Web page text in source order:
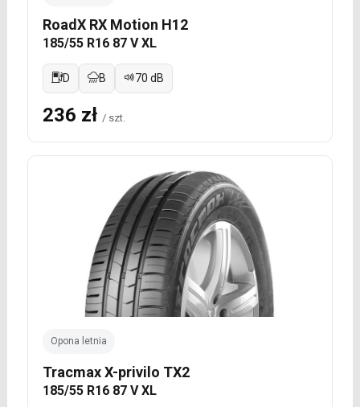
RoadX RX Motion H12
185/55 R16 87 V XL
D B 70 dB
236 zł / szt.
Opona letnia
Tracmax X-privilo TX2
185/55 R16 87 V XL